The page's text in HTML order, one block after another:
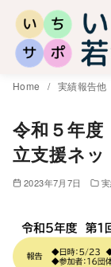
Home 実績報告他
令和５年
立支援ネ
2023年7月7日